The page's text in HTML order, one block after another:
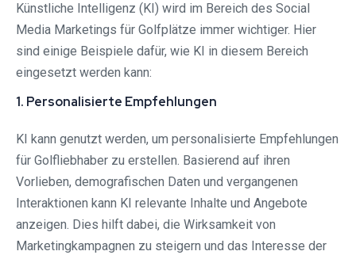
Künstliche Intelligenz (KI) wird im Bereich des Social
Media Marketings für Golfplätze immer wichtiger. Hier
sind einige Beispiele dafür, wie KI in diesem Bereich
eingesetzt werden kann:
1. Personalisierte Empfehlungen
KI kann genutzt werden, um personalisierte Empfehlungen
für Golfliebhaber zu erstellen. Basierend auf ihren
Vorlieben, demografischen Daten und vergangenen
Interaktionen kann KI relevante Inhalte und Angebote
anzeigen. Dies hilft dabei, die Wirksamkeit von
Marketingkampagnen zu steigern und das Interesse der